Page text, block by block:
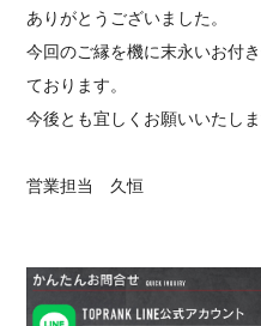
ありがとうございました。
今回のご縁を機に末永いお付
ております。
今後とも宜しくお願いいたしま
営業担当 久恒